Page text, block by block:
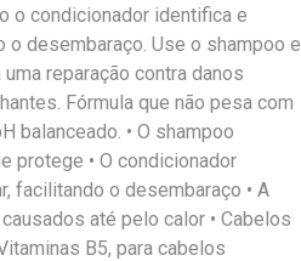
o condicionador identifica e
o desembaraço. Use o shampoo e
reparação contra danos
Fórmula que não pesa com
balanceado. • O shampoo
protege • O condicionador
facilitando o desembaraço • A
até pelo calor • Cabelos
B5, para cabelos